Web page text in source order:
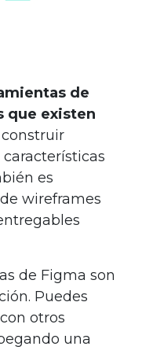
de
que existen
es
wireframes
de Figma son
Puedes
otros
una